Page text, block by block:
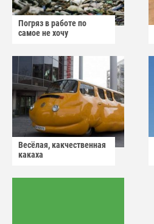
Погряз в работе по
самое не хочу
Весёлая, какчественная
какаха